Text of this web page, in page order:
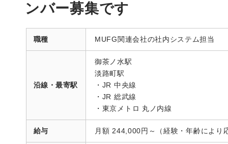
ンバー募集です
職種 MUFG関連会社の社内システム担当
沿線・最寄駅
御茶ノ水駅
淡路町駅
・JR 中央線
・JR 総武線
・東京メトロ 丸ノ内線
給与 月額 244,000円～（経験・年齢によ